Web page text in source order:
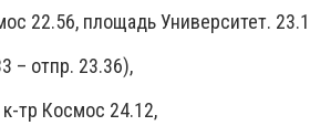
22.56, площадь Университет.
– отпр. 23.36),
тр Космос 24.12,